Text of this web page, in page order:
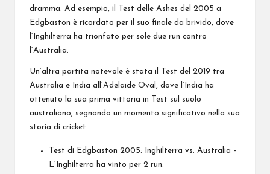
dramma. Ad esempio, il Test delle Ashes del 2005 a
Edgbaston è ricordato per il suo finale da brivido, dove
l’Inghilterra ha trionfato per sole due run contro
l’Australia.
Un’altra partita notevole è stata il Test del 2019 tra
Australia e India all’Adelaide Oval, dove l’India ha
ottenuto la sua prima vittoria in Test sul suolo
australiano, segnando un momento significativo nella sua
storia di cricket.
Test di Edgbaston 2005: Inghilterra vs. Australia –
L’Inghilterra ha vinto per 2 run.